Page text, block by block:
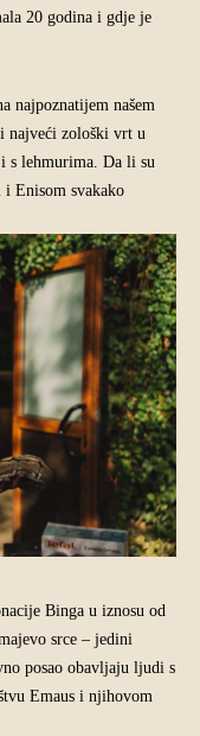
20 godina i gdje je
najpoznatijem našem
najveći zološki vrt u
s lehmurima. Da li su
i Enisom svakako
Binga u iznosu od
srce – jedini
posao obavljaju ljudi s
Emaus i njihovom